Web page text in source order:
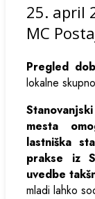
25. april
MC
Pregled
lokalne
mesta
lastniška
prakse iz
uvedbe
mladi lahko